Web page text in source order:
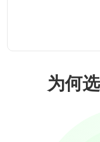
为何